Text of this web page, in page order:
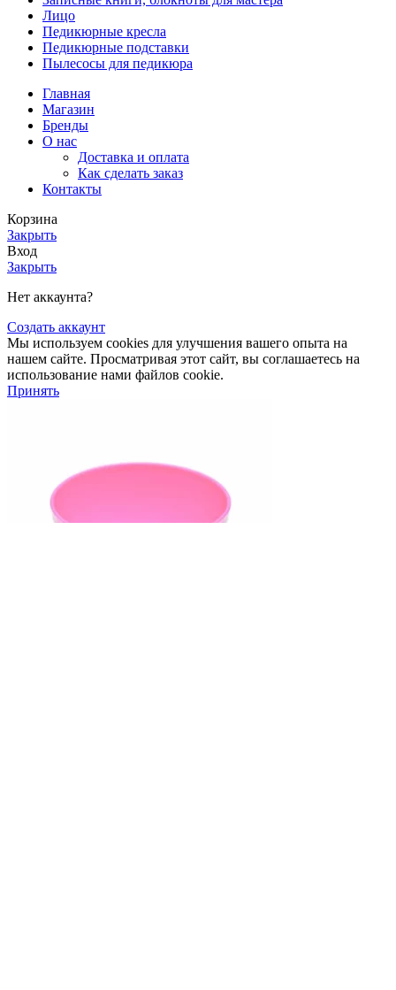
Лицо
Педикюрные кресла
Педикюрные подставки
Пылесосы для педикюра
Главная
Магазин
Бренды
О нас
Доставка и оплата
Как сделать заказ
Контакты
Корзина
Закрыть
Вход
Закрыть
Нет аккаунта?
Создать аккаунт
Мы используем cookies для улучшения вашего опыта на
нашем сайте. Просматривая этот сайт, вы соглашаетесь на
использование нами файлов cookie.
Принять